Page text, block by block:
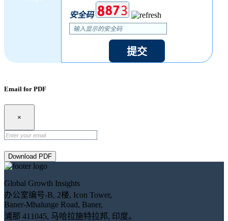
安全码
提交
Email for PDF
×
Download PDF
Global Growth Insights
办公室编号-B, 2楼, Icon Tower,
Baner-Mhalunge Road, Baner,
浦那 411045, 马哈拉施特拉邦, 印度。